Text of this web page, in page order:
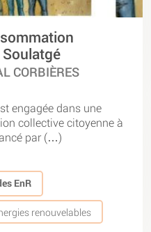
CORBIÈRES
engagée dans une
collective citoyenne à
par (…)
EnR
renouvelables